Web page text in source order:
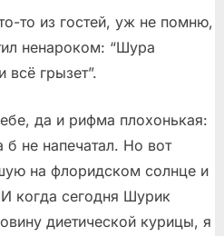
то из гостей, уж не помню,
ненароком: “Шура
всё грызет”.
да и рифма плохонькая:
б не напечатал. Но вот
на флоридском солнце и
когда сегодня Шурик
диетической курицы, я